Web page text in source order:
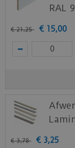
RAL
€ 21,25 € 15,00
€ 3,78 € 3,25